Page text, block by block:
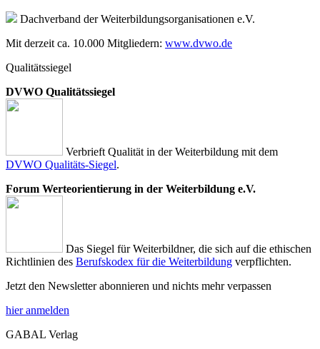
Dachverband der Weiterbildungsorganisationen e.V.
Mit derzeit ca. 10.000 Mitgliedern: www.dvwo.de
Qualitätssiegel
DVWO Qualitätssiegel
Verbrieft Qualität in der Weiterbildung mit dem
DVWO Qualitäts-Siegel.
Forum Werteorientierung in der Weiterbildung e.V.
Das Siegel für Weiterbildner, die sich auf die ethischen
Richtlinien des Berufskodex für die Weiterbildung verpflichten.
Jetzt den Newsletter abonnieren und nichts mehr verpassen
hier anmelden
GABAL Verlag